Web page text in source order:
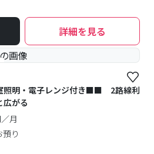
詳細を見る
照明・電子レンジ付き■■ 2路線利
広がる
／月
り